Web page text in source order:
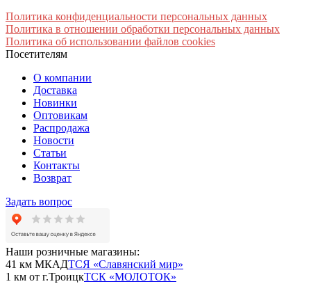
Политика конфиденциальности персональных данных
Политика в отношении обработки персональных данных
Политика об использовании файлов cookies
Посетителям
О компании
Доставка
Новинки
Оптовикам
Распродажа
Новости
Статьи
Контакты
Возврат
Задать вопрос
Наши розничные магазины:
41 км МКАДТСЯ «Славянский мир»
1 км от г.ТроицкТСК «МОЛОТОК»